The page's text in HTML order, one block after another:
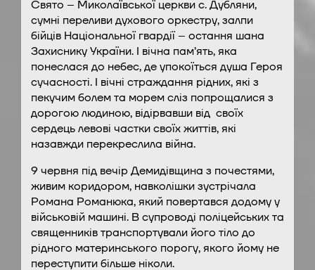
Свято – Миколаївської церкви с. Дубляни,
сумні переливи духового оркестру, залпи
бійців Національної гвардії – остання шана
Захиснику України. І вічна пам’ять, яка
понеслася до небес, де упокоїться душа Героя
сучасності. І вічні страждання рідних, які з
пекучим болем та морем сліз попрощалися з
дорогою людиною, відірвавши від своїх
сердець левові частки своїх життів, які
назавжди перекреслила війна.
9 червня під вечір Демидівщина з почестями,
живим коридором, навколішки зустрічала
Романа Романюка, який повертався додому у
військовій машині. В супроводі поліцейських та
священників транспортували його тіло до
рідного материнського порогу, якого йому не
переступити більше ніколи.